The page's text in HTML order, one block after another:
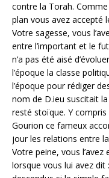
contre la Torah.
plan vous avez accepté
Votre sagesse, vous
entre l’important et le
n’a pas été aisé
l’époque la classe
l’époque pour rédiger
nom de D.ieu suscitait
resté stoïque. Y
Gourion ce fameux
jour les relations entre
Votre peine, vous
lorsque vous lui avez